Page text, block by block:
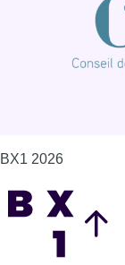
BX1 2026